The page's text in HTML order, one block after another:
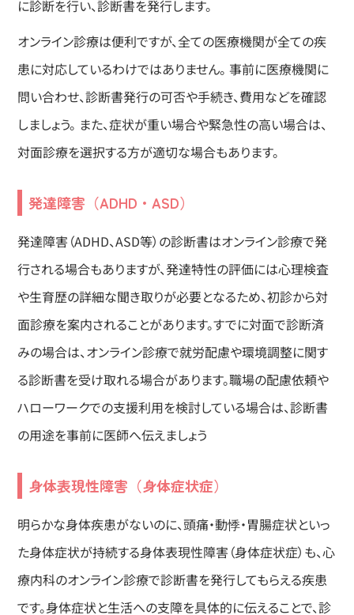
に診断を行い、診断書を発行します。
オンライン診療は便利ですが、全ての医療機関が全ての疾
患に対応しているわけではありません。 事前に医療機関に
問い合わせ、診断書発行の可否や手続き、費用などを確認
しましょう。 また、症状が重い場合や緊急性の高い場合は、
対面診療を選択する方が適切な場合もあります。
発達障害（ADHD・ASD）
発達障害（ADHD、ASD等）の診断書はオンライン診療で発
行される場合もありますが、発達特性の評価には心理検査
や生育歴の詳細な聞き取りが必要となるため、初診から対
面診療を案内されることがあります。すでに対面で診断済
みの場合は、オンライン診療で就労配慮や環境調整に関す
る診断書を受け取れる場合があります。職場の配慮依頼や
ハローワークでの支援利用を検討している場合は、診断書
の用途を事前に医師へ伝えましょう
身体表現性障害（身体症状症）
明らかな身体疾患がないのに、頭痛・動悸・胃腸症状といっ
た身体症状が持続する身体表現性障害（身体症状症）も、心
療内科のオンライン診療で診断書を発行してもらえる疾患
です。身体症状と生活への支障を具体的に伝えることで、診